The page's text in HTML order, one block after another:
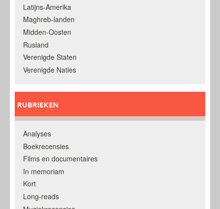
Latijns-Amerika
Maghreb-landen
Midden-Oosten
Rusland
Verenigde Staten
Verenigde Naties
RUBRIEKEN
Analyses
Boekrecensies
Films en documentaires
In memoriam
Kort
Long-reads